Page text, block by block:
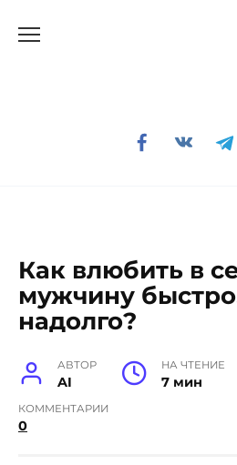
Как влюбить в
мужчину
надолго?
АВТОР
AI
НА ЧТЕНИЕ
7 мин
КОММЕНТАРИИ
0